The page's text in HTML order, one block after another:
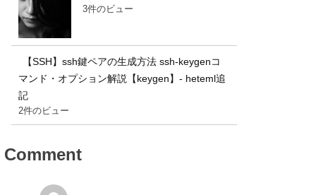
3件のビュー
【SSH】ssh鍵ペアの生成方法 ssh-keygenコ
マンド・オプション解説【keygen】- heteml追
記
2件のビュー
Comment